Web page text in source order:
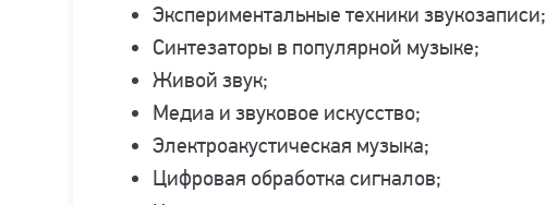
Экспериментальные техники звукозаписи;
Синтезаторы в популярной музыке;
Живой звук;
Медиа и звуковое искусство;
Электроакустическая музыка;
Цифровая обработка сигналов;